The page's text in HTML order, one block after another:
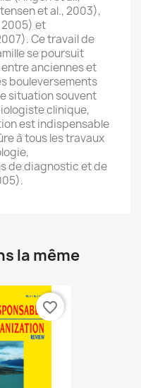
et al., 2003),
2005) et
Ce travail de
se poursuit
anciennes et
bouleversements
situation souvent
clinique,
est indispensable
à tous les travaux
de diagnostic et de
la même
favorite_border